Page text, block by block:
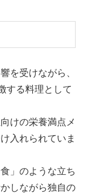
を受けながら、
する料理として
けの栄養満点メ
入れられていま
」のような立ち
しながら独自の